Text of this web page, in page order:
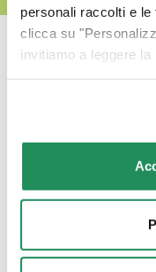
personali raccolti e le
clicca su
invitiamo a leggere la
Ποιο
Ανακαλύψτε